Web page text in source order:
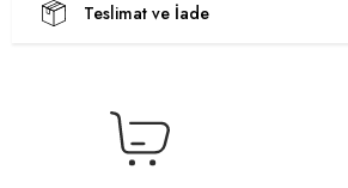
Teslimat ve İade